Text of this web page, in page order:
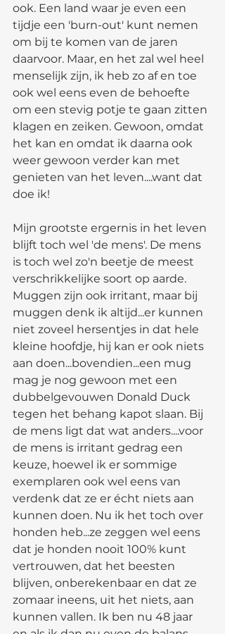
ook. Een land waar je even een
tijdje een 'burn-out' kunt nemen
om bij te komen van de jaren
daarvoor. Maar, en het zal wel heel
menselijk zijn, ik heb zo af en toe
ook wel eens even de behoefte
om een stevig potje te gaan zitten
klagen en zeiken. Gewoon, omdat
het kan en omdat ik daarna ook
weer gewoon verder kan met
genieten van het leven....want dat
doe ik!
Mijn grootste ergernis in het leven
blijft toch wel 'de mens'. De mens
is toch wel zo'n beetje de meest
verschrikkelijke soort op aarde.
Muggen zijn ook irritant, maar bij
muggen denk ik altijd...er kunnen
niet zoveel hersentjes in dat hele
kleine hoofdje, hij kan er ook niets
aan doen...bovendien...een mug
mag je nog gewoon met een
dubbelgevouwen Donald Duck
tegen het behang kapot slaan. Bij
de mens ligt dat wat anders....voor
de mens is irritant gedrag een
keuze, hoewel ik er sommige
exemplaren ook wel eens van
verdenk dat ze er écht niets aan
kunnen doen. Nu ik het toch over
honden heb...ze zeggen wel eens
dat je honden nooit 100% kunt
vertrouwen, dat het beesten
blijven, onberekenbaar en dat ze
zomaar ineens, uit het niets, aan
kunnen vallen. Ik ben nu 48 jaar